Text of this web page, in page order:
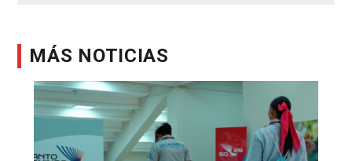
MÁS NOTICIAS